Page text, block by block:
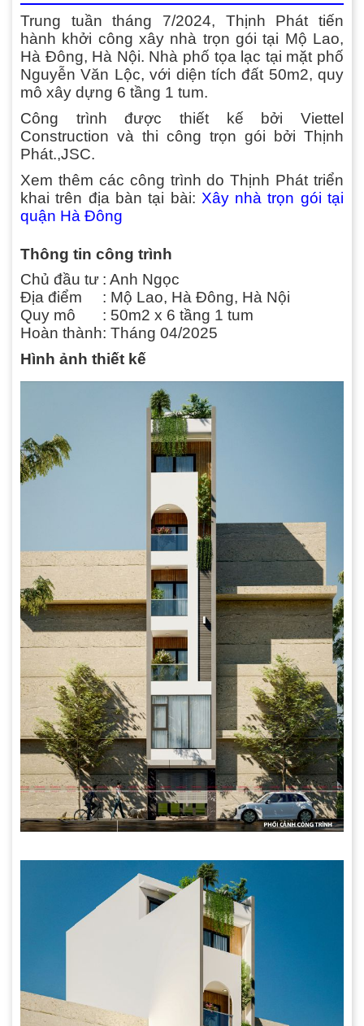
Trung tuần tháng 7/2024, Thịnh Phát tiến
hành khởi công xây nhà trọn gói tại Mộ Lao,
Hà Đông, Hà Nội. Nhà phố tọa lạc tại mặt phố
Nguyễn Văn Lộc, với diện tích đất 50m2, quy
mô xây dựng 6 tầng 1 tum.
Công trình được thiết kế bởi Viettel
Construction và thi công trọn gói bởi Thịnh
Phát.,JSC.
Xem thêm các công trình do Thịnh Phát triển
khai trên địa bàn tại bài: Xây nhà trọn gói tại
quận Hà Đông
Thông tin công trình
Chủ đầu tư : Anh Ngọc
Địa điểm
: Mộ Lao, Hà Đông, Hà Nội
Quy mô
: 50m2 x 6 tầng 1 tum
Hoàn thành: Tháng 04/2025
Hình ảnh thiết kế